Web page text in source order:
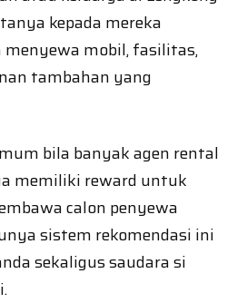
kepada mereka
mobil, fasilitas,
tambahan yang
bila banyak agen rental
memiliki reward untuk
calon penyewa
sistem rekomendasi ini
sekaligus saudara si